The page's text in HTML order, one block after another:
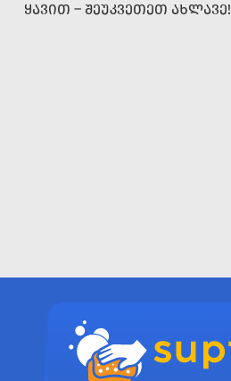
ᲧᲐᲕᲘᲗ – ᲨᲔᲣᲙᲕᲔᲗᲔᲗ ᲐᲮᲚᲐᲕᲔ!